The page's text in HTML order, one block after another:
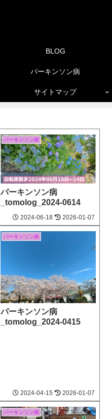
BLOG
パーキンソン病
サイトマップ
パーキンソン病
パーキンソン病
_tomolog_2024-0614
2024‐06-18 2026‐01-07
パーキンソン病
パーキンソン病
_tomolog_2024-0415
2024‐04-15 2026‐01-07
パーキンソン病